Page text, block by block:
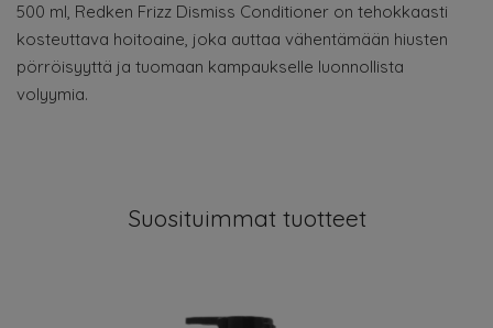
500 ml, Redken Frizz Dismiss Conditioner on tehokkaasti
kosteuttava hoitoaine, joka auttaa vähentämään hiusten
pörröisyyttä ja tuomaan kampaukselle luonnollista
volyymia.
Suosituimmat tuotteet